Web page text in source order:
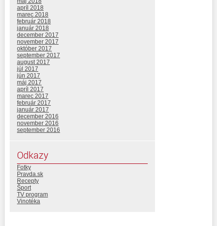
apríl 2018
marec 2018
február 2018
január 2018
december 2017
november 2017
október 2017
september 2017
august 2017
júl 2017
jún 2017
máj 2017
apríl 2017
marec 2017
február 2017
január 2017
december 2016
november 2016
september 2016
Odkazy
Fotky
Pravda.sk
Recepty
Šport
TV program
Vinotéka